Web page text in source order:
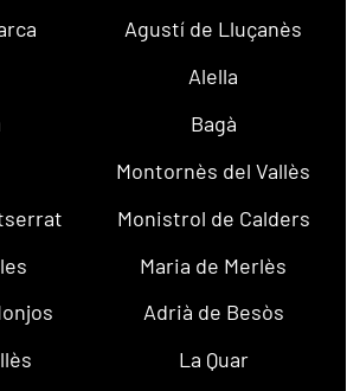
Agustí de Lluçanès
Alella
Bagà
Montornès del Vallès
Monistrol de Calders
Maria de Merlès
Adrià de Besòs
La Quar